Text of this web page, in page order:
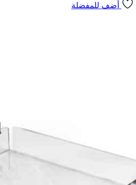
أضف للمفضلة